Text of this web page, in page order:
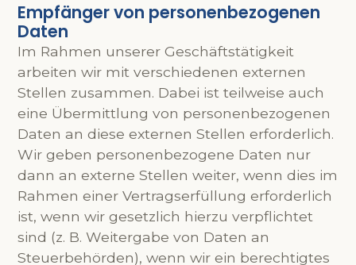
Empfänger von personenbezogenen
Daten
Im Rahmen unserer Geschäftstätigkeit
arbeiten wir mit verschiedenen externen
Stellen zusammen. Dabei ist teilweise auch
eine Übermittlung von personenbezogenen
Daten an diese externen Stellen erforderlich.
Wir geben personenbezogene Daten nur
dann an externe Stellen weiter, wenn dies im
Rahmen einer Vertragserfüllung erforderlich
ist, wenn wir gesetzlich hierzu verpflichtet
sind (z. B. Weitergabe von Daten an
Steuerbehörden), wenn wir ein berechtigtes